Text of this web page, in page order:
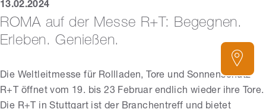
13.02.2024
ROMA auf der Messe R+T: Begegnen.
Erleben. Genießen.
Die Weltleitmesse für Rollladen, Tore und Sonnenschutz
R+T öffnet vom 19. bis 23 Februar endlich wieder ihre Tore.
Die R+T in Stuttgart ist der Branchentreff und bietet